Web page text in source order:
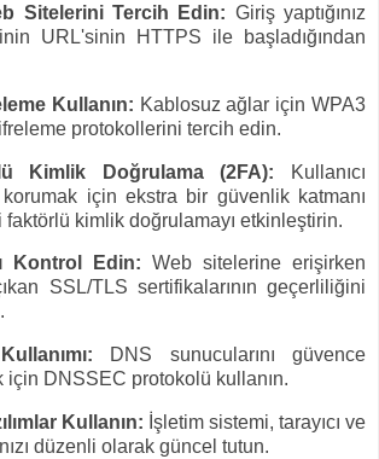
Sitelerini Tercih Edin: Giriş yaptığınız
URL'sinin HTTPS ile başladığından
Kullanın: Kablosuz ağlar için WPA3
protokollerini tercih edin.
Kimlik Doğrulama (2FA):
Kullanıcı
korumak için ekstra bir güvenlik katmanı
kimlik doğrulamayı etkinleştirin.
Kontrol Edin: Web sitelerine erişirken
SSL/TLS sertifikalarının geçerliliğini
DNS sunucularını güvence
için DNSSEC protokolü kullanın.
Kullanın: İşletim sistemi, tarayıcı ve
düzenli olarak güncel tutun.